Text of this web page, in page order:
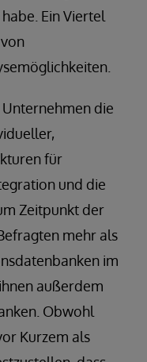
Ein Viertel
die
für
und die
Zeitpunkt der
mehr als
im
außerdem
Obwohl
Kurzem als